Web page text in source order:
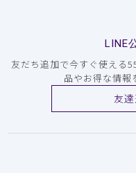
LINE
友だち追加で今すぐ使える
品やお得な情報
友